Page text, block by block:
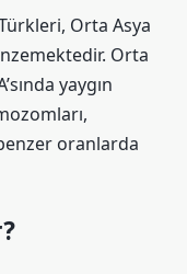
Orta Asya
Orta
yaygın
oranlarda